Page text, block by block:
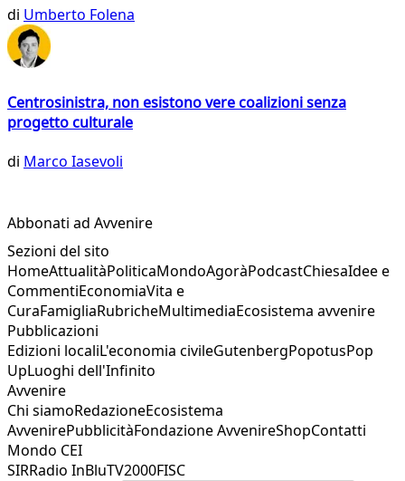
di Umberto Folena
Centrosinistra, non esistono vere coalizioni senza
progetto culturale
di Marco Iasevoli
Abbonati ad Avvenire
Sezioni del sito
HomeAttualitàPoliticaMondoAgoràPodcastChiesaIdee e
CommentiEconomiaVita e
CuraFamigliaRubricheMultimediaEcosistema avvenire
Pubblicazioni
Edizioni localiL'economia civileGutenbergPopotusPop
UpLuoghi dell'Infinito
Avvenire
Chi siamoRedazioneEcosistema
AvvenirePubblicitàFondazione AvvenireShopContatti
Mondo CEI
SIRRadio InBluTV2000FISC